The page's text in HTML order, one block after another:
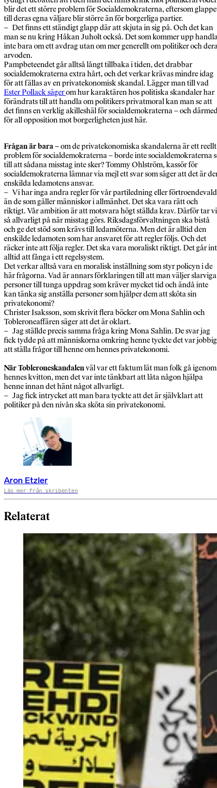
blir det ett större problem för Socialdemokraterna, eftersom
till deras egna väljare blir större än för borgerliga partier.
– Det finns ett ständigt glapp där att skjuta in sig på. Och det kan
man se nu kring Håkan Juholt också. Det som kommer upp
inte bara om ett avdrag utan om mer generellt om politiker och
arvoden.
Pampbeteendet går alltså långt tillbaka i tiden, det drabbar
socialdemokraterna extra hårt, och det verkar krävas mindre idag
för att fällas av en privatekonomisk skandal. Lägger man till vad
Ester Pollack sägerom hur karaktären hos politiska skandaler har
förändrats till att handla om politikers privatmoral kan man se att
det finns en verklig akilleshäl för socialdemokraterna – och
för all opposition mot borgerligheten just här.
Frågan är bara– om de privatekonomiska skandalerna är ett reellt
problem för socialdemokraterna – borde inte socialdemokraterna
till att sådana misstag inte sker? Tommy Ohlström, kassör för
socialdemokraterna lämnar via mejl ett svar som säger att det är
enskilda ledamotens ansvar.
– Vi har inga andra regler för vår partiledning eller
än de som gäller människor i allmänhet. Det ska vara rätt och
riktigt. Vår ambition är att motsvara högt ställda krav. Därför tar vi
så allvarligt på när misstag görs. Riksdagsförvaltningen ska bistå
och ge det stöd som krävs till ledamöterna. Men det är alltid den
enskilde ledamoten som har ansvaret för att regler följs. Och det
räcker inte att följa regler. Det ska vara moraliskt riktigt. Det går
alltid att fånga i ett regelsystem.
Det verkar alltså vara en moralisk inställning som styr policyn i de
här frågorna. Vad är annars förklaringen till att man väljer slarviga
personer till tunga uppdrag som kräver mycket tid och ändå inte
kan tänka sig anställa personer som hjälper dem att sköta sin
privatekonomi?
Christer Isaksson, som skrivit flera böcker om Mona Sahlin och
Tobleroneaffären säger att det är oklart.
– Jag ställde precis samma fråga kring Mona Sahlin. De svar jag
fick tydde på att människorna omkring henne tyckte det var
att ställa frågor till henne om hennes privatekonomi.
När Tobleroneskandalenväl var ett faktum lät man folk gå igenom
hennes kvitton, men det var inte tänkbart att låta någon hjälpa
henne innan det hänt något allvarligt.
– Jag fick intrycket att man bara tyckte att det är självklart att
politiker på den nivån ska sköta sin privatekonomi.
Aron Etzler
Läs mer från skribenten
Relaterat